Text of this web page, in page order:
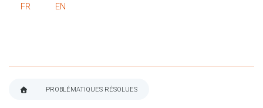
FR EN
PROBLÉMATIQUES RÉSOLUES